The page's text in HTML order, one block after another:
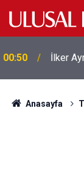
00:39
Anasayfa